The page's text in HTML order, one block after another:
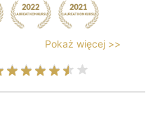
Pokaż więcej >>